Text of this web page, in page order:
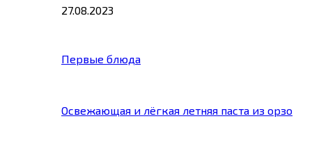
27.08.2023
Первые блюда
Освежающая и лёгкая летняя паста из орзо